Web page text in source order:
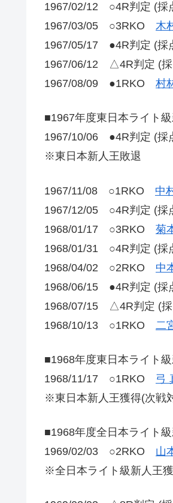
1967/02/12 ○4R判定 (採
1967/03/05 ○3RKO 木
1967/05/17 ●4R判定 (採
1967/06/12 △4R判定 (
1967/08/09 ●1RKO 村
■1967年度東日本ライト
1967/10/06 ●4R判定 (採
※東日本新人王敗退
1967/11/08 ○1RKO 中
1967/12/05 ○4R判定 (採
1968/01/17 ○3RKO 菊
1968/01/31 ○4R判定 (採
1968/04/02 ○2RKO 中
1968/06/15 ●4R判定 (採
1968/07/15 △4R判定 (
1968/10/13 ○1RKO 二
■1968年度東日本ライト
1968/11/17 ○1RKO 弓
※東日本新人王獲得(次戦
■1968年度全日本ライト
1969/02/03 ○2RKO 山
※全日本ライト級新人王